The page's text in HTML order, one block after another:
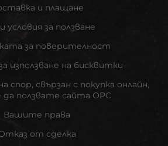
и плащане
условия за ползване
за поверителност
използване на бисквитки
спор, свързан с покупка онлайн,
ползвате сайта ОРС
Вашите права
от сделка